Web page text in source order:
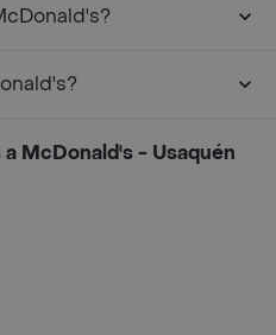
McDonald's - Usaquén